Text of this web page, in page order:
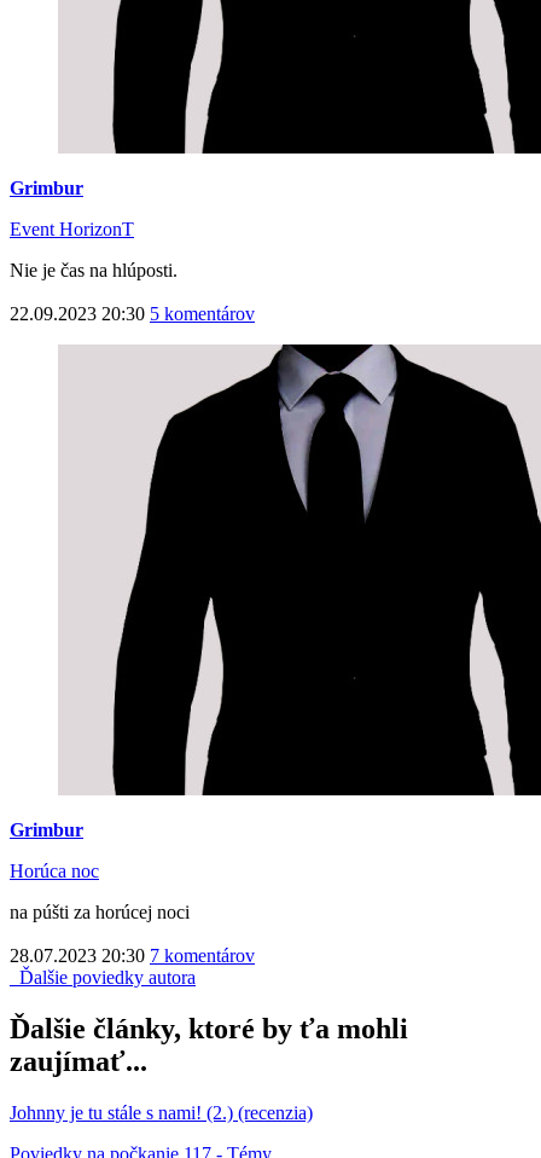
Grimbur
Event HorizonT
Nie je čas na hlúposti.
22.09.2023 20:30 5 komentárov
Grimbur
Horúca noc
na púšti za horúcej noci
28.07.2023 20:30 7 komentárov
Ďalšie poviedky autora
Ďalšie články, ktoré by ťa mohli
zaujímať...
Johnny je tu stále s nami! (2.) (recenzia)
Poviedky na počkanie 117 - Témy